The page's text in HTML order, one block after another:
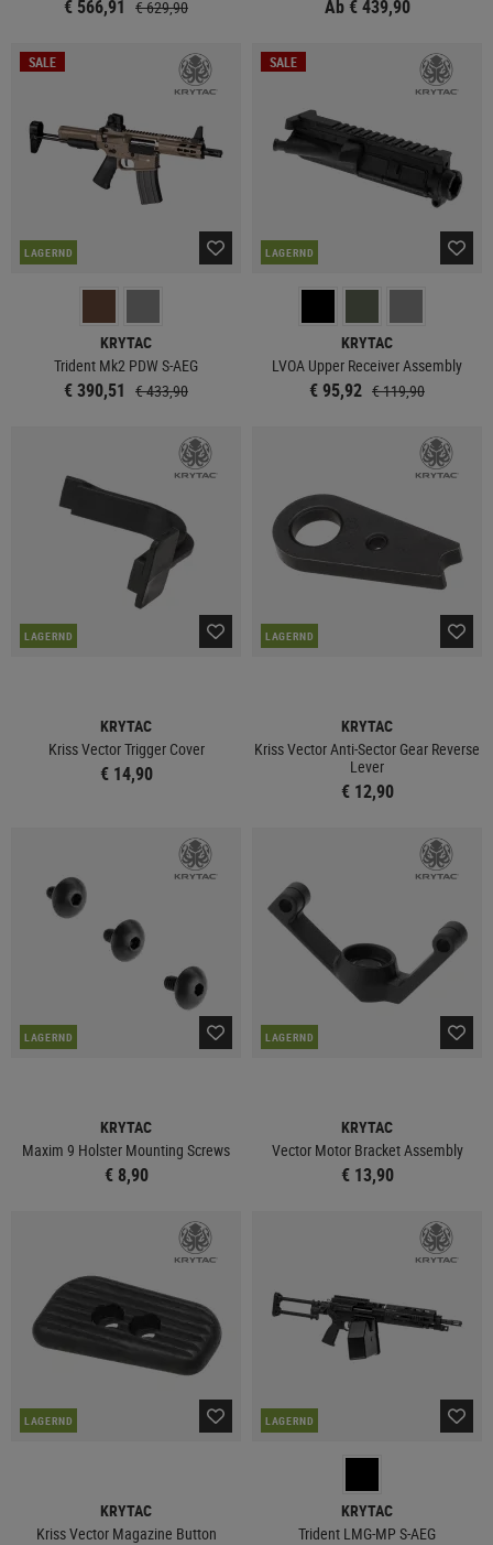
€ 566,91 € 629,90 Ab € 439,90
SALE
LAGERND
KRYTAC
Trident Mk2 PDW S-AEG
€ 390,51 € 433,90
SALE
LAGERND
KRYTAC
LVOA Upper Receiver Assembly
€ 95,92 € 119,90
LAGERND
KRYTAC
Kriss Vector Trigger Cover
€ 14,90
LAGERND
KRYTAC
Kriss Vector Anti-Sector Gear Reverse
Lever
€ 12,90
LAGERND
KRYTAC
Maxim 9 Holster Mounting Screws
€ 8,90
LAGERND
KRYTAC
Vector Motor Bracket Assembly
€ 13,90
LAGERND
KRYTAC
Kriss Vector Magazine Button
LAGERND
KRYTAC
Trident LMG-MP S-AEG